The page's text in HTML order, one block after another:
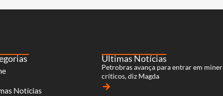
Notícias
Últimas Notícias
Petrobras avança para entrar em
críticos, diz Magda
arrow_forward